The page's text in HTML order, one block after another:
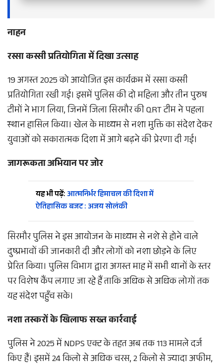
नाहन
रस्सा कस्सी प्रतियोगिता में दिखा उत्साह
19 अगस्त 2025 को आयोजित इस कार्यक्रम में रस्सा कस्सी
प्रतियोगिता रखी गई। इसमें पुलिस की दो महिला और तीन पुरुष
टीमों ने भाग लिया, जिनमें जिला सिरमौर की QRT टीम ने पहला
स्थान हासिल किया। खेल के माध्यम से नशा मुक्ति का संदेश देकर
युवाओं को सकारात्मक दिशा में आगे बढ़ने की प्रेरणा दी गई।
जागरूकता अभियान पर जोर
यह भी पढ़ें: आत्मनिर्भर हिमाचल की दिशा में
ऐतिहासिक बजट : अजय सोलंकी
सिरमौर पुलिस ने इस आयोजन के माध्यम से नशे से होने वाले
दुष्प्रभावों की जानकारी दी और लोगों को नशा छोड़ने के लिए
प्रेरित किया। पुलिस विभाग द्वारा अगस्त माह में सभी थानों के स्तर
पर विशेष कैंप लगाए जा रहे हैं ताकि अधिक से अधिक लोगों तक
यह संदेश पहुँच सके।
नशा तस्करों के खिलाफ सख्त कार्रवाई
पुलिस ने 2025 में NDPS एक्ट के तहत अब तक 113 मामले दर्ज
किए हैं। इसमें 24 किलो से अधिक चरस, 2 किलो से ज्यादा अफीम,